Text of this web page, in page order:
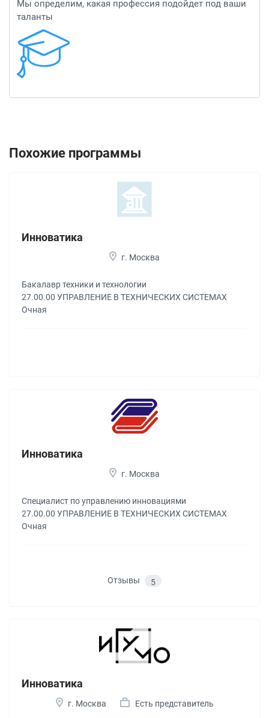
Мы определим, какая профессия подойдет под ваши
таланты
Похожие программы
Инноватика
г. Москва
Бакалавр техники и технологии
27.00.00 УПРАВЛЕНИЕ В ТЕХНИЧЕСКИХ СИСТЕМАХ
Очная
Инноватика
г. Москва
Специалист по управлению инновациями
27.00.00 УПРАВЛЕНИЕ В ТЕХНИЧЕСКИХ СИСТЕМАХ
Очная
Отзывы 5
Инноватика
г. Москва Есть представитель